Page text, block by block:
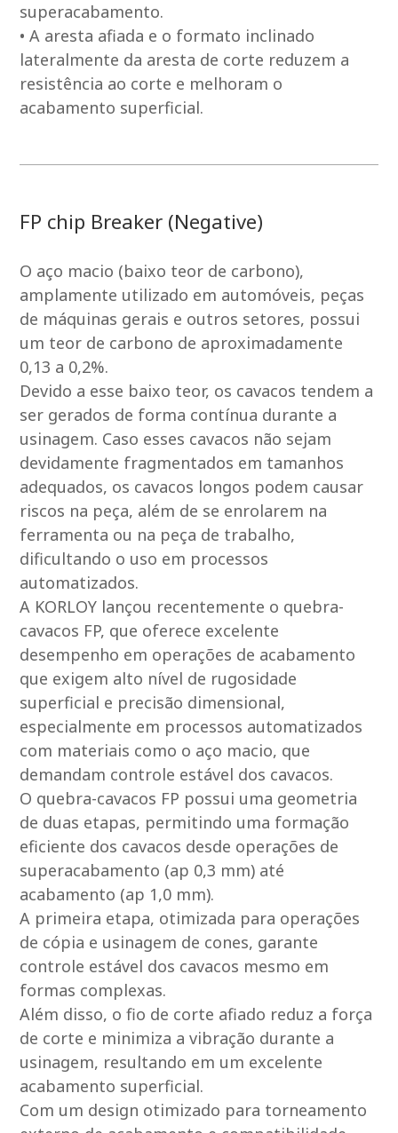
superacabamento.
• A aresta afiada e o formato inclinado
lateralmente da aresta de corte reduzem a
resistência ao corte e melhoram o
acabamento superficial.
FP chip Breaker (Negative)
O aço macio (baixo teor de carbono),
amplamente utilizado em automóveis, peças
de máquinas gerais e outros setores, possui
um teor de carbono de aproximadamente
0,13 a 0,2%.
Devido a esse baixo teor, os cavacos tendem a
ser gerados de forma contínua durante a
usinagem. Caso esses cavacos não sejam
devidamente fragmentados em tamanhos
adequados, os cavacos longos podem causar
riscos na peça, além de se enrolarem na
ferramenta ou na peça de trabalho,
dificultando o uso em processos
automatizados.
A KORLOY lançou recentemente o quebra-
cavacos FP, que oferece excelente
desempenho em operações de acabamento
que exigem alto nível de rugosidade
superficial e precisão dimensional,
especialmente em processos automatizados
com materiais como o aço macio, que
demandam controle estável dos cavacos.
O quebra-cavacos FP possui uma geometria
de duas etapas, permitindo uma formação
eficiente dos cavacos desde operações de
superacabamento (ap 0,3 mm) até
acabamento (ap 1,0 mm).
A primeira etapa, otimizada para operações
de cópia e usinagem de cones, garante
controle estável dos cavacos mesmo em
formas complexas.
Além disso, o fio de corte afiado reduz a força
de corte e minimiza a vibração durante a
usinagem, resultando em um excelente
acabamento superficial.
Com um design otimizado para torneamento